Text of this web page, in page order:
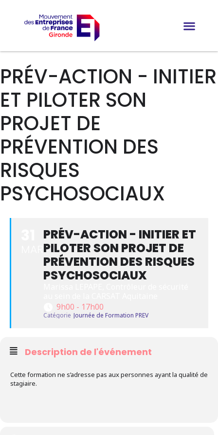
PRÉV-ACTION - INITIER
ET PILOTER SON
PROJET DE
PRÉVENTION DES
RISQUES
PSYCHOSOCIAUX
PRÉV-ACTION - INITIER ET
PILOTER SON PROJET DE
PRÉVENTION DES RISQUES
PSYCHOSOCIAUX
9h00 - 17h00
Catégorie Journée de Formation PREV
Description de l'événement
Cette formation ne s’adresse pas aux personnes ayant la qualité de
stagiaire.